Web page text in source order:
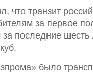
что транзит
за первое
последние шесть
было